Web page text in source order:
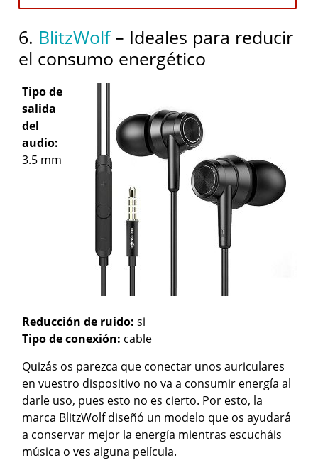
6. BlitzWolf– Ideales para reducir
el consumo energético
Tipo de
salida
del
audio:
3.5 mm
Reducción de ruido:si
Tipo de conexión: cable
Quizás os parezca que conectar unos auriculares
en vuestro dispositivo no va a consumir energía al
darle uso, pues esto no es cierto. Por esto, la
marca BlitzWolf diseñó un modelo que os ayudará
a conservar mejor la energía mientras escucháis
música o ves alguna película.